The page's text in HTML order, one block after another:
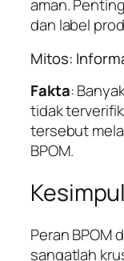
aman.
dan label
Mitos:
Fakta:
tidak
tersebut
BPOM.
Peran BPOM
sangatlah